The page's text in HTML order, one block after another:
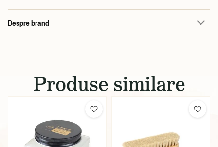
Despre brand
Produse similare